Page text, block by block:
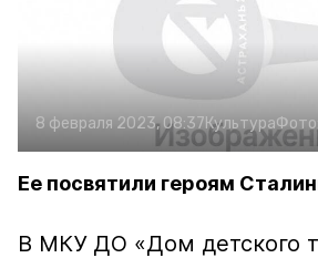
8 февраля 2023, 08:37КультураФото:
Ее посвятили героям
В МКУ ДО «Дом детского